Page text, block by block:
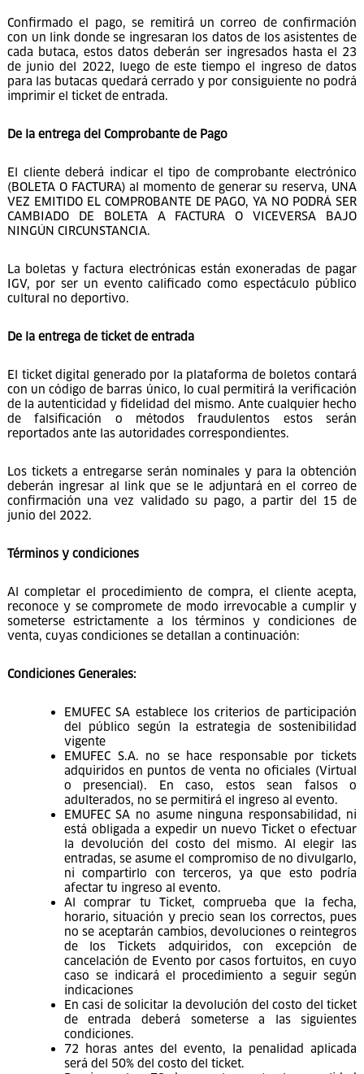
N°420-3002251255
CCI: 003-420-
003002251255-79
Una vez realizado el depósito o transferencia deberá enviarse
confirmaciones@intiraymioficial.com o al Whatsapp
+51984674491.
Confirmado el pago, se remitirá un correo de confirmación
con un link donde se ingresaran los datos de los asistentes de
de junio del 2022, luego de este tiempo el ingreso de datos
para las butacas quedará cerrado y por consiguiente no podrá
imprimir el ticket de entrada.
De la entrega del Comprobante de Pago
El cliente deberá indicar el tipo de comprobante electrónico
(BOLETA O FACTURA) al momento de generar su reserva, UNA
VEZ EMITIDO EL COMPROBANTE DE PAGO, YA NO PODRÁ SER
CAMBIADO DE BOLETA A FACTURA O VICEVERSA BAJO
NINGÚN CIRCUNSTANCIA.
La boletas y factura electrónicas están exoneradas de pagar
IGV, por ser un evento calificado como espectáculo público
cultural no deportivo.
con un código de barras único, lo cual permitirá la verificación
de la autenticidad y fidelidad del mismo. Ante cualquier hecho
de falsificación o métodos fraudulentos estos serán
reportados ante las autoridades correspondientes.
Los tickets a entregarse serán nominales y para la obtención
confirmación una vez validado su pago, a partir del 15 de
junio del 2022.
Términos y condiciones
Al completar el procedimiento de compra, el cliente acepta,
reconoce y se compromete de modo irrevocable a cumplir y
someterse estrictamente a los términos y condiciones de
venta, cuyas condiciones se detallan a continuación:
Condiciones Generales:
EMUFEC SA establece los criterios de participación
del público según la estrategia de sostenibilidad
vigente
EMUFEC S.A. no se hace responsable por tickets
adquiridos en puntos de venta no oficiales (Virtual
o presencial). En caso, estos sean falsos o
adulterados, no se permitirá el ingreso al evento.
EMUFEC SA no asume ninguna responsabilidad, ni
está obligada a expedir un nuevo Ticket o efectuar
la devolución del costo del mismo. Al elegir las
entradas, se asume el compromiso de no divulgarlo,